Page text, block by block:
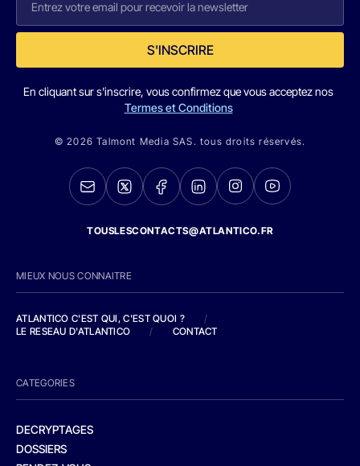
S'INSCRIRE
En cliquant sur s'inscrire, vous confirmez que vous acceptez nos
Termes et Conditions
© 2026 Talmont Media SAS. tous droits réservés.
TOUSLESCONTACTS@ATLANTICO.FR
MIEUX NOUS CONNAITRE
ATLANTICO C'EST QUI, C'EST QUOI ?
/
LE RESEAU D'ATLANTICO
/ CONTACT
CATEGORIES
DECRYPTAGES
DOSSIERS